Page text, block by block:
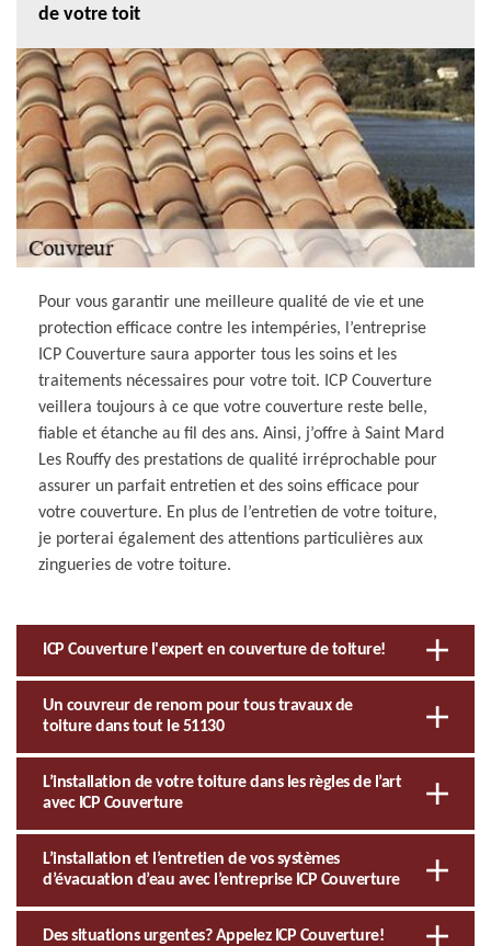
de votre toit
Pour vous garantir une meilleure qualité de vie et une
protection efficace contre les intempéries, l’entreprise
ICP Couverture saura apporter tous les soins et les
traitements nécessaires pour votre toit. ICP Couverture
veillera toujours à ce que votre couverture reste belle,
fiable et étanche au fil des ans. Ainsi, j’offre à Saint Mard
Les Rouffy des prestations de qualité irréprochable pour
assurer un parfait entretien et des soins efficace pour
votre couverture. En plus de l’entretien de votre toiture,
je porterai également des attentions particulières aux
zingueries de votre toiture.
ICP Couverture l'expert en couverture de toiture!
Un couvreur de renom pour tous travaux de
toiture dans tout le 51130
L’installation de votre toiture dans les règles de l’art
avec ICP Couverture
L’installation et l’entretien de vos systèmes
d’évacuation d’eau avec l’entreprise ICP Couverture
Des situations urgentes? Appelez ICP Couverture!